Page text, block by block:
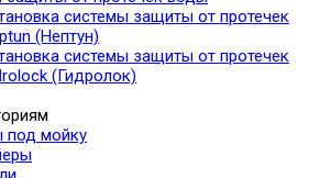
системы защиты от протечек
(Нептун)
системы защиты от протечек
(Гидролок)
под мойку